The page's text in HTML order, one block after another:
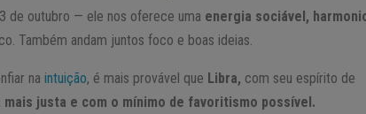
de outubro — ele nos oferece uma energia sociável,
Também andam juntos foco e boas ideias.
naintuição, é mais provável que Libra, com seu espírito de
justa e com o mínimo de favoritismo possível.